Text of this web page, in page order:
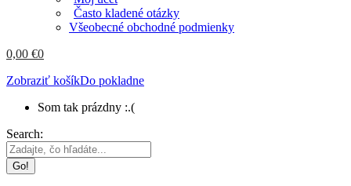
Často kladené otázky
Všeobecné obchodné podmienky
0,00 €0
Zobraziť košíkDo pokladne
Som tak prázdny :.(
Search: